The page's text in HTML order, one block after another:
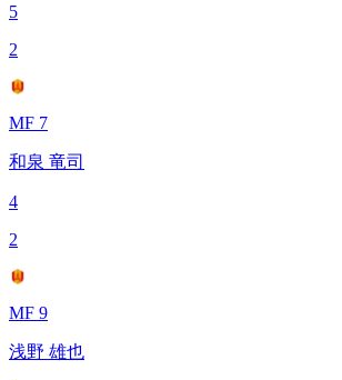
5
2
MF 7
和泉 竜司
4
2
MF 9
浅野 雄也